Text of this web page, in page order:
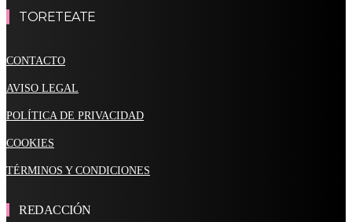
TORETEATE
CONTACTO
AVISO LEGAL
POLÍTICA DE PRIVACIDAD
COOKIES
TÉRMINOS Y CONDICIONES
REDACCIÓN